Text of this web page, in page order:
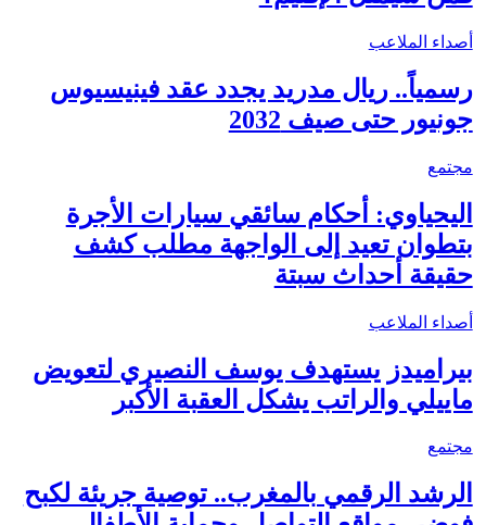
أصداء الملاعب
رسمياً.. ريال مدريد يجدد عقد فينيسيوس
جونيور حتى صيف 2032
مجتمع
اليحياوي: أحكام سائقي سيارات الأجرة
بتطوان تعيد إلى الواجهة مطلب كشف
حقيقة أحداث سبتة
أصداء الملاعب
بيراميدز يستهدف يوسف النصيري لتعويض
ماييلي والراتب يشكل العقبة الأكبر
مجتمع
الرشد الرقمي بالمغرب.. توصية جريئة لكبح